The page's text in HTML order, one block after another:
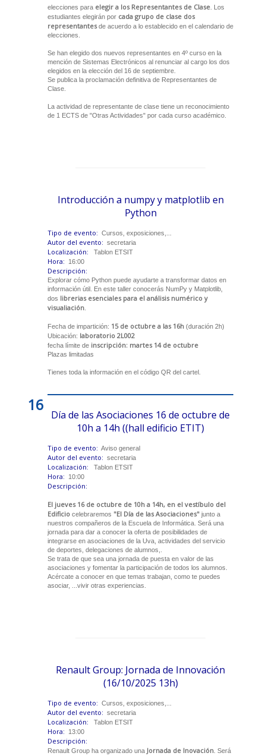
elecciones para elegir a los Representantes de Clase . Los
estudiantes elegirán por cada grupo de clase dos
representantesde acuerdo a lo establecido en el calendario de
elecciones.
Se han elegido dos nuevos representantes en 4º curso en la
mención de Sistemas Electrónicos al renunciar al cargo los dos
elegidos en la elección del 16 de septiembre.
Se publica la proclamación definitiva de Representantes de
Clase.
La actividad de representante de clase tiene un reconocimiento
de 1 ECTS de "Otras Actividades" por cada curso académico.
Introducción a numpy y matplotlib en
Python
Tipo de evento: Cursos, exposiciones,...
Autor del evento: secretaria
Localización: Tablon ETSIT
Hora: 16:00
Descripción:
Explorar cómo Python puede ayudarte a transformar datos en
información útil. En este taller conocerás NumPy y Matplotlib,
dos librerias esenciales para el análisis numérico y
visualiación
Fecha de impartición: 15 de octubre a las 16h (duración 2h)
Ubicación: laboratorio 2L002
fecha límite de inscripción: martes 14 de octubre
Plazas limitadas
Tienes toda la información en el código QR del cartel.
16
Día de las Asociaciones 16 de octubre de
10h a 14h ((hall edificio ETIT)
Tipo de evento: Aviso general
Autor del evento: secretaria
Localización: Tablon ETSIT
Hora: 10:00
Descripción:
El jueves 16 de octubre de 10h a 14h, en el vestíbulo del
Edificio celebraremos "El Día de las Asociaciones" junto a
nuestros compañeros de la Escuela de Informática. Será una
jornada para dar a conocer la oferta de posibilidades de
integrarse en asociaciones de la Uva, actividades del servicio
de deportes, delegaciones de alumnos,.
Se trata de que sea una jornada de puesta en valor de las
asociaciones y fomentar la participación de todos los alumnos.
Acércate a conocer en que temas trabajan, como te puedes
asociar, ...vivir otras experiencias.
Renault Group: Jornada de Innovación
(16/10/2025 13h)
Tipo de evento: Cursos, exposiciones,...
Autor del evento: secretaria
Localización: Tablon ETSIT
Hora: 13:00
Descripción:
Renault Group ha organizado una Jornada de Inovación . Será